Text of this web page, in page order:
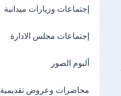
إجتماعات وزيارات ميدانية
إجتماعات مجلس الادارة
ألبوم الصور
محاضرات وعروض تقديمية